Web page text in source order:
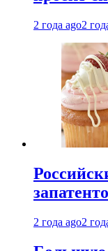
2 года ago2
2 года ago2